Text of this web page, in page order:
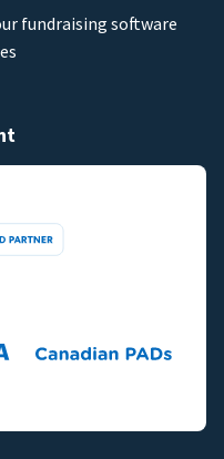
fundraising software